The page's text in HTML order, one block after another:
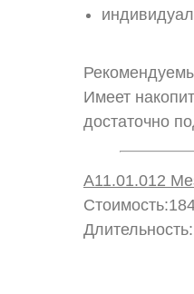
Имеет
достаточно
A11.01.012